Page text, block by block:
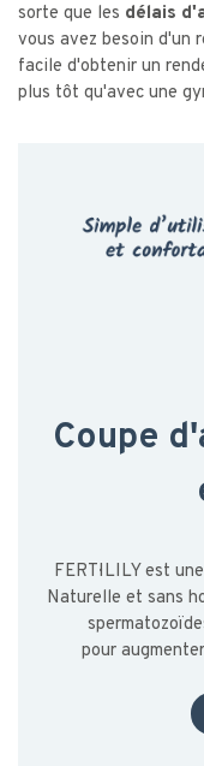
sorte que les délais
vous avez besoin d'un
facile d'obtenir un
plus tôt qu'avec une
Coupe
FERTI·LILY est
Naturelle et sans
pour